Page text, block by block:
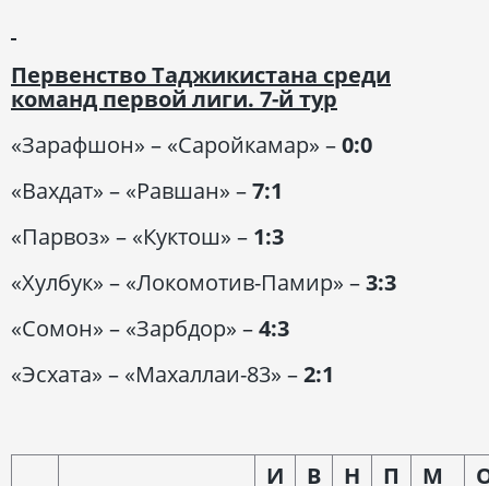
Первенство Таджикистана среди
команд первой лиги. 7-й тур
«Зарафшон» – «Саройкамар» –0:0
«Вахдат» – «Равшан» –7:1
«Парвоз» – «Куктош» – 1:3
«Хулбук» – «Локомотив-Памир» –3:3
«Сомон» – «Зарбдор» –4:3
«Эсхата» – «Махаллаи-83» –2:1
И В Н П М